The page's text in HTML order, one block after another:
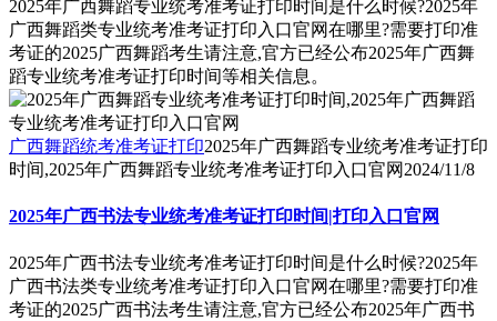
2025年广西舞蹈专业统考准考证打印时间是什么时候?2025年
广西舞蹈类专业统考准考证打印入口官网在哪里?需要打印准
考证的2025广西舞蹈考生请注意,官方已经公布2025年广西舞
蹈专业统考准考证打印时间等相关信息。
广西舞蹈统考准考证打印2025年广西舞蹈专业统考准考证打印
时间,2025年广西舞蹈专业统考准考证打印入口官网 2024/11/8
2025年广西书法专业统考准考证打印时间|打印入口官网
2025年广西书法专业统考准考证打印时间是什么时候?2025年
广西书法类专业统考准考证打印入口官网在哪里?需要打印准
考证的2025广西书法考生请注意,官方已经公布2025年广西书